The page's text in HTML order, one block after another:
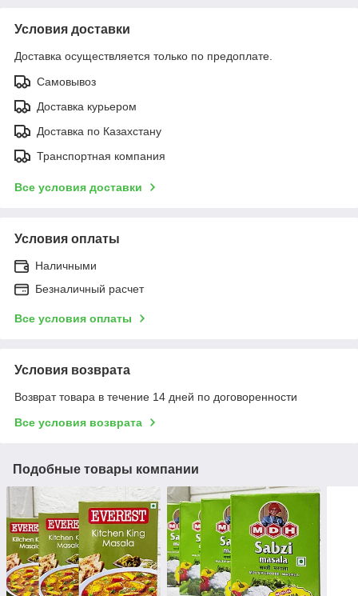
Условия доставки
Доставка осуществляется только по предоплате.
Самовывоз
Доставка курьером
Доставка по Казахстану
Транспортная компания
Все условия доставки
Условия оплаты
Наличными
Безналичный расчет
Все условия оплаты
Условия возврата
Возврат товара в течение 14 дней по договоренности
Все условия возврата
Подобные товары компании